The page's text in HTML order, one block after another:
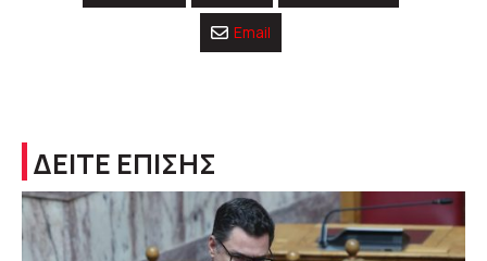
Email
ΔΕΙΤΕ ΕΠΙΣΗΣ